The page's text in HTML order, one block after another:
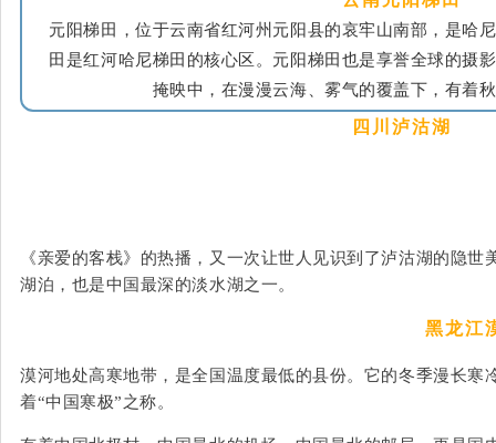
元阳梯田，位于云南省红河州元阳县的哀牢山南部，是哈
田是红河哈尼梯田的核心区。 元阳梯田也是享誉全球的摄
掩映中，在漫漫云海、雾气的覆盖下，有着
四川泸沽湖
《亲爱的客栈》的热播，又一次让世人见识到了泸沽湖的隐
湖泊，也是中国最深的淡水湖之一。
黑龙江漠
漠河地处高寒地带，是全国温度最低的县份。 它的冬季漫长寒
着“中国寒极”之称。